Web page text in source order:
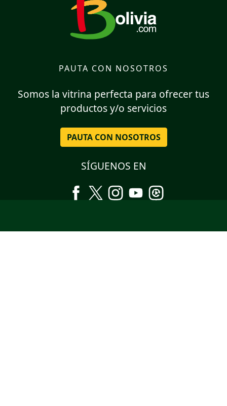
PAUTA CON NOSOTROS
Somos la vitrina perfecta para ofrecer tus
productos y/o servicios
PAUTA CON NOSOTROS
SÍGUENOS EN